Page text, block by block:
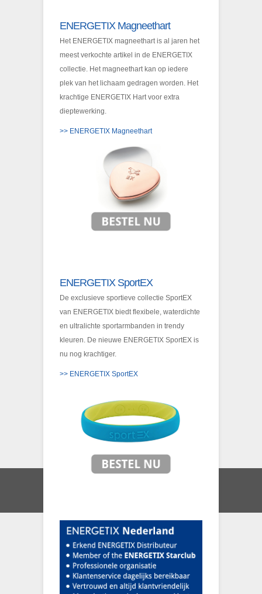
ENERGETIX Magneethart
Het ENERGETIX magneethart is al jaren het
meest verkochte artikel in de ENERGETIX
collectie. Het magneethart kan op iedere
plek van het lichaam gedragen worden. Het
krachtige ENERGETIX Hart voor extra
dieptewerking.
>> ENERGETIX Magneethart
ENERGETIX SportEX
De exclusieve sportieve collectie SportEX
van ENERGETIX biedt flexibele, waterdichte
en ultralichte sportarmbanden in trendy
kleuren. De nieuwe ENERGETIX SportEX is
nu nog krachtiger.
>> ENERGETIX SportEX